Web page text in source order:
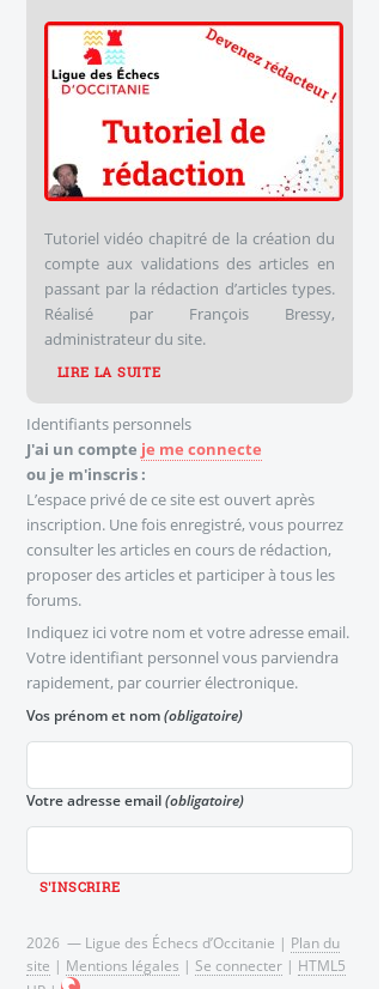
Tutoriel vidéo chapitré de la création du
compte aux validations des articles en
passant par la rédaction d’articles types.
Réalisé par François Bressy,
administrateur du site.
LIRE LA SUITE
J'ai un compte je me connecte
ou je m'inscris :
L’espace privé de ce site est ouvert après
inscription. Une fois enregistré, vous pourrez
consulter les articles en cours de rédaction,
proposer des articles et participer à tous les
forums.
Identifiants personnels
Indiquez ici votre nom et votre adresse email.
Votre identifiant personnel vous parviendra
rapidement, par courrier électronique.
Vos prénom et nom(obligatoire)
Votre adresse email(obligatoire)
2026 — Ligue des Échecs d’Occitanie | Plan du
site | Mentions légales | Se connecter | HTML5